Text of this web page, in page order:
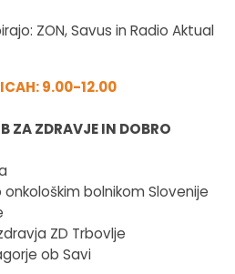
ZON, Savus in Radio Aktual
9.00-12.00
ZA ZDRAVJE IN DOBRO
bolnikom Slovenije
ZD Trbovlje
ob Savi